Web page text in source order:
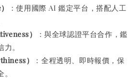
：使用國際 AI 鑑定平台，搭配人工
）
：與全球認證平台合作，鑑
。
）
：全程透明、即時報價，保